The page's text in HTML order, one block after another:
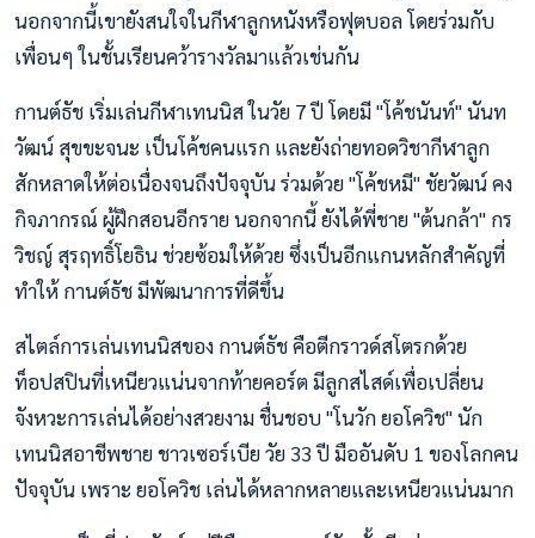
นอกจากนี้เขายังสนใจในกีฬาลูกหนังหรือฟุตบอล โดยร่วมกับ
เพื่อนๆ ในชั้นเรียนคว้ารางวัลมาแล้วเช่นกัน
กานต์ธัช เริ่มเล่นกีฬาเทนนิส ในวัย 7 ปี โดยมี "โค้ชนันท์" นันท
วัฒน์ สุขขะจนะ เป็นโค้ชคนแรก และยังถ่ายทอดวิชากีฬาลูก
สักหลาดให้ต่อเนื่องจนถึงปัจจุบัน ร่วมด้วย "โค้ชหมี" ชัยวัฒน์ คง
กิจภากรณ์ ผู้ฝึกสอนอีกราย นอกจากนี้ ยังได้พี่ชาย "ต้นกล้า" กร
วิชญ์ สุรฤทธิ์โยธิน ช่วยซ้อมให้ด้วย ซึ่งเป็นอีกแกนหลักสำคัญที่
ทำให้ กานต์ธัช มีพัฒนาการที่ดีขึ้น
สไตล์การเล่นเทนนิสของ กานต์ธัช คือตีกราวด์สโตรกด้วย
ท็อปสปินที่เหนียวแน่นจากท้ายคอร์ต มีลูกสไสด์เพื่อเปลี่ยน
จังหวะการเล่นได้อย่างสวยงาม ชื่นชอบ "โนวัก ยอโควิช" นัก
เทนนิสอาชีพชาย ชาวเซอร์เบีย วัย 33 ปี มืออันดับ 1 ของโลกคน
ปัจจุบัน เพราะ ยอโควิช เล่นได้หลากหลายและเหนียวแน่นมาก